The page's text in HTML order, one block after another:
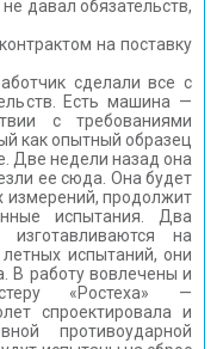
давал обязательств,
на поставку
сделали все с
Есть машина —
с требованиями
как опытный образец
Две недели назад она
ее сюда. Она будет
измерений, продолжит
испытания. Два
на
испытаний, они
В работу вовлечены и
«Ростеха» —
спроектировала и
противоударной